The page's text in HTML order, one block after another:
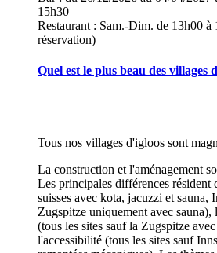
15h30
Restaurant : Sam.-Dim. de 13h00 à
réservation)
Quel est le plus beau des villages
Tous nos villages d'igloos sont
La construction et l'aménagement
Les principales différences résident
suisses avec kota, jacuzzi et sauna,
Zugspitze uniquement avec sauna),
(tous les sites sauf la Zugspitze
l'accessibilité (tous les sites sauf